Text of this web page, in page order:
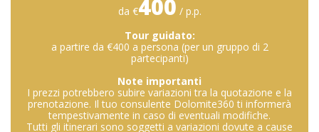
da €400 / p.p.
Tour guidato:
a partire da €400 a persona (per un gruppo di 2
partecipanti)
Note importanti
I prezzi potrebbero subire variazioni tra la quotazione e la
prenotazione. Il tuo consulente Dolomite360 ti informerà
tempestivamente in caso di eventuali modifiche.
Tutti gli itinerari sono soggetti a variazioni dovute a cause